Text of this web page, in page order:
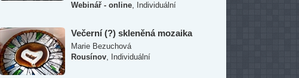
Webinář - online
Individuální
Večerní (?) skleněná mozaika
Marie Bezuchová
Rousínov
Individuální